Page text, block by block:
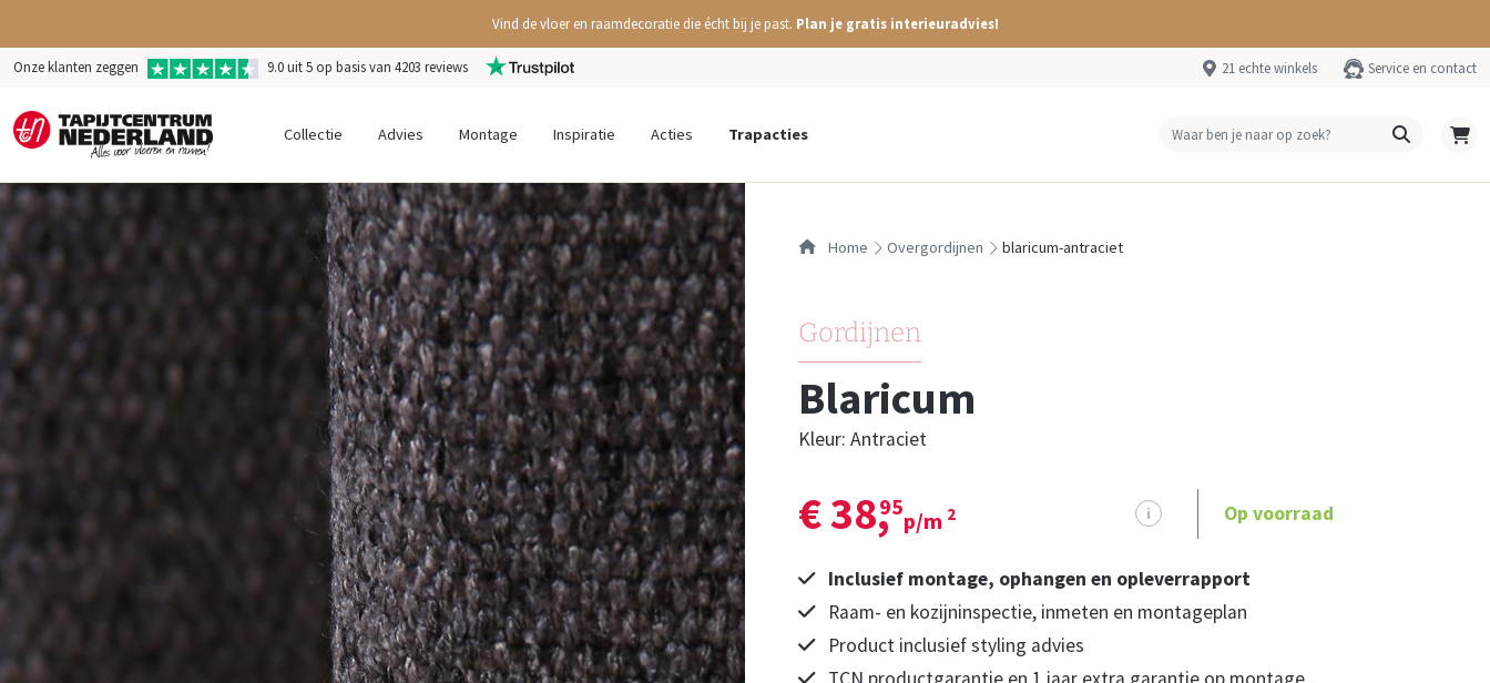
Vind de vloer en raamdecoratie die écht bij je past. Plan je gratis interieuradvies!
Onze klanten zeggen 9.0 uit 5 op basis van 4203 reviews 21 echte winkels Service en contact
Collectie Advies Montage Inspiratie Acties Trapacties
Home overgordijnen blaricum-antraciet
Gordijnen
Blaricum
Kleur: Antraciet
€ 38,
95
p/m 2 i Op voorraad
Inclusief montage, ophangen en opleverrapport
Raam- en kozijninspectie, inmeten en montageplan
Product inclusief styling advies